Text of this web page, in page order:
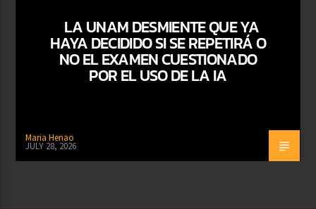
LA UNAM DESMIENTE QUE YA
HAYA DECIDIDO SI SE REPETIRÁ O
NO EL EXAMEN CUESTIONADO
POR EL USO DE LA IA
Maria Henao
JULY 28, 2026